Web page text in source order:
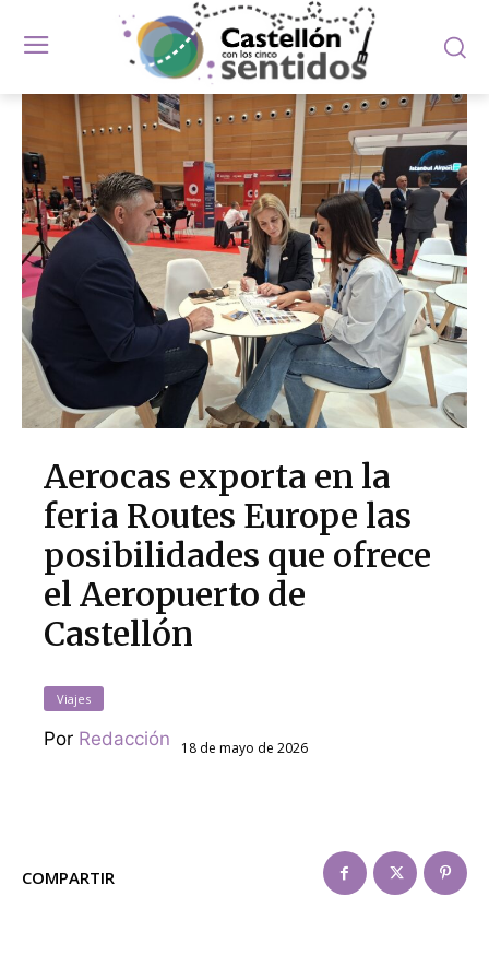
Aerocas exporta en la
feria Routes Europe las
posibilidades que ofrece
el Aeropuerto de
Castellón
Viajes
Por Redacción 18 de mayo de 2026
COMPARTIR